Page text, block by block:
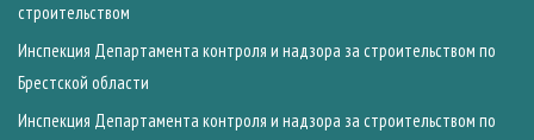
строительством
Инспекция Департамента контроля и надзора за строительством по
Брестской области
Инспекция Департамента контроля и надзора за строительством по